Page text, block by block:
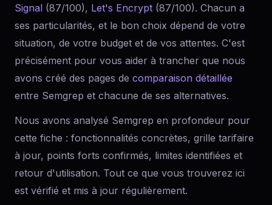
Signal (87/100), Let's Encrypt (87/100). Chacun a
ses particularités, et le bon choix dépend de votre
situation, de votre budget et de vos attentes. C'est
précisément pour vous aider à trancher que nous
avons créé des pages de comparaison détaillée
entre Semgrep et chacune de ses alternatives.
Nous avons analysé Semgrep en profondeur pour
cette fiche : fonctionnalités concrètes, grille tarifaire
à jour, points forts confirmés, limites identifiées et
retour d'utilisation. Tout ce que vous trouverez ici
est vérifié et mis à jour régulièrement.